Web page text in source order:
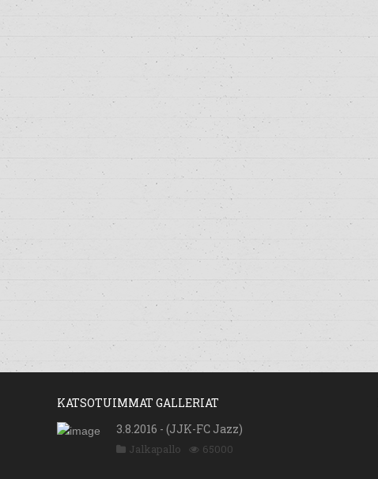
KATSOTUIMMAT GALLERIAT
3.8.2016 - (JJK-FC Jazz)
Jalkapallo 65000